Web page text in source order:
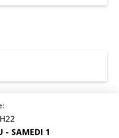
- SAMEDI 1